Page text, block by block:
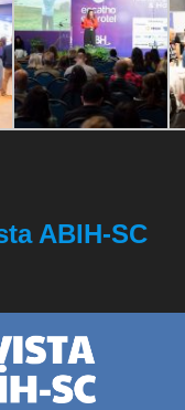
ABIH-SC